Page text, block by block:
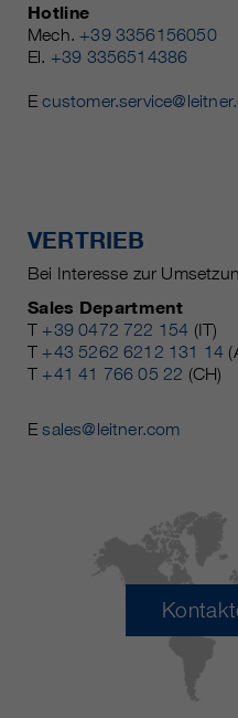
Hotline
Mech. +39 3356156050
El. +39 3356514386
E
VERTRIEB
Bei Interesse zur
Sales Department
T +39 0472 722 154 (IT)
T +43 5262 6212 131 14
T +41 41 766 05 22 (CH)
Esales@leitner.com